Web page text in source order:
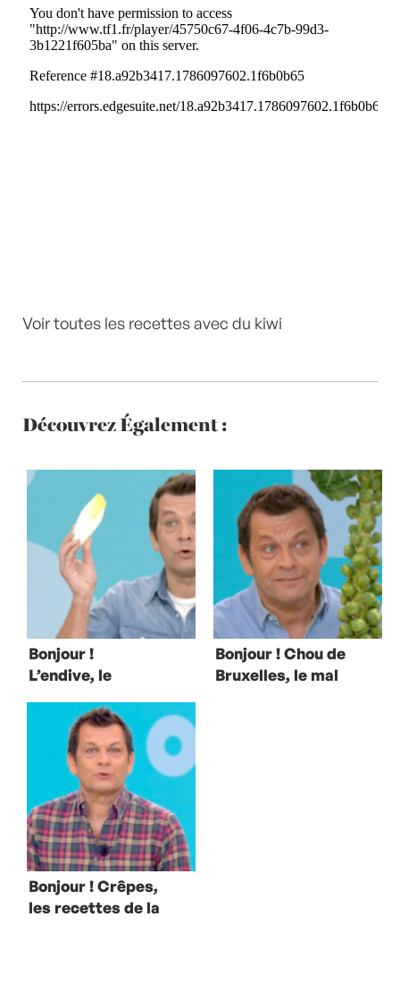
Voir toutes les recettes avec du kiwi
Découvrez Également :
Bonjour !
L’endive, le
l’hiver
Bonjour ! Chou de
Bruxelles, le mal
Bonjour ! Crêpes,
les recettes de la